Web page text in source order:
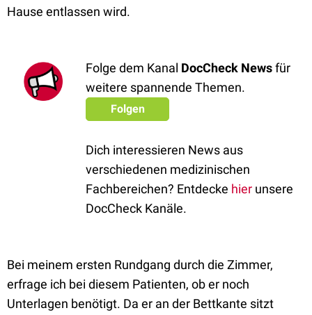
Hause entlassen wird.
Folge dem Kanal DocCheck Newsfür
weitere spannende Themen.
Folgen
Dich interessieren News aus
verschiedenen medizinischen
Fachbereichen? Entdecke hier unsere
DocCheck Kanäle.
Bei meinem ersten Rundgang durch die Zimmer,
erfrage ich bei diesem Patienten, ob er noch
Unterlagen benötigt. Da er an der Bettkante sitzt